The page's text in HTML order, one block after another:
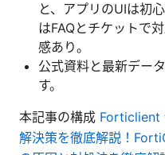
と、アプリのUIは初
はFAQとチケットで
感あり。
公式資料と最新デー
す。
本記事の構成 Forticlient
解決策を徹底解説！